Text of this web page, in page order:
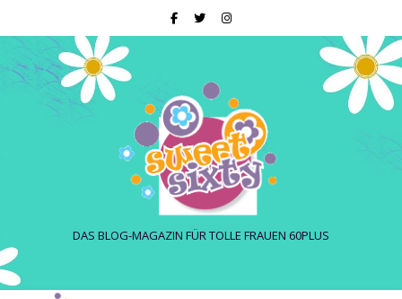
DAS BLOG-MAGAZIN FÜR TOLLE FRAUEN 60PLUS